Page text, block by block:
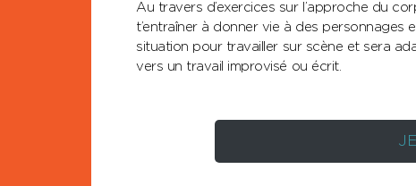
Au travers d’exercices sur l’approche du
t’entraîner à donner vie à des personnages
situation pour travailler sur scène et sera
vers un travail improvisé ou écrit.